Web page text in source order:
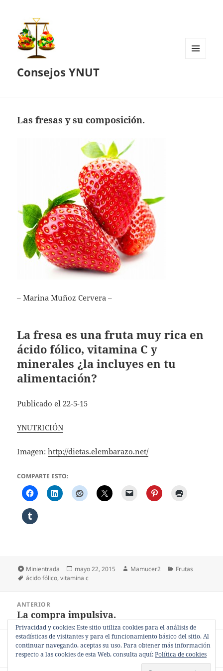
Consejos YNUT
Las fresas y su composición.
– Marina Muñoz Cervera –
La fresa es una fruta muy rica en
ácido fólico, vitamina C y
minerales ¿la incluyes en tu
alimentación?
Publicado el 22-5-15
YNUTRICIÓN
Imagen:http://dietas.elembarazo.net/
COMPARTE ESTO:
Formato
Minientrada
Publicado
el
mayo 22, 2015 Autor
Mamucer2 Categorías
Frutas
Etiquetas
ácido fólico,vitamina c
entradas
ANTERIOR
Entrada
anterior:
La compra impulsiva.
SIGUIENTE
Entrada
La riqueza de la piña.
Privacidad y cookies: Este sitio utiliza cookies para el análisis de
estadísticas de visitantes y para el funcionamiento básico del sitio. Al
continuar navegando, aceptas su uso. Para obtener más información
respecto a las cookies de esta Web, consulta aquí:Política de cookies